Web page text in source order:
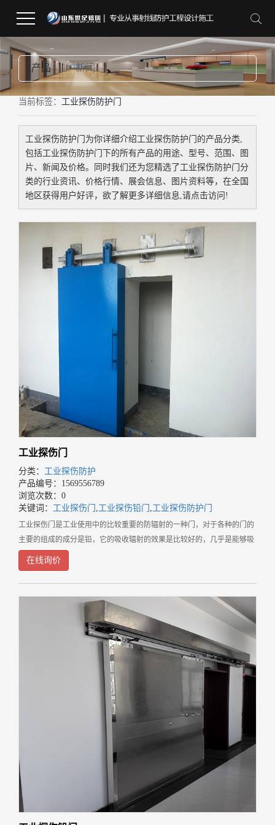
产品 新闻
当前标签： 工业探伤防护门
工业探伤防护门 为你详细介绍工业探伤防护门 的产品分类,
包括工业探伤防护门
下的所有产品的用途、型号、范围、图
片、新闻及价格。同时我们还为您精选了 工业探伤防护门 分
类的行业资讯、价格行情、展会信息、图片资料等，在全国
地区获得用户好评，欲了解更多详细信息,请点击访问!
工业探伤门
分类： 工业探伤防护
产品编号：1569556789
浏览次数：0
关键词： 工业探伤门 ,工业探伤铅门 ,工业探伤防护门
工业探伤门是工业使用中的比较重要的防辐射的一种门，对于各种的门的
主要的组成的成分是铅，它的吸收辐射的效果是比较好的，几乎是能够吸
收各种的辐射。在家庭中是比较具备的，有条件的话也要进行安装这样的
探伤门，具有防辐射，保护各种的细胞以及常见的健康
在线询价